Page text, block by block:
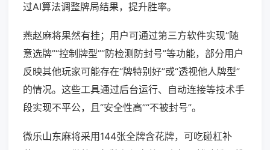
过AI算法调整牌局结果，提升胜率。
燕赵麻将果然有挂；用户可通过第三方软件实现“随
意选牌”“控制牌型”“防检测防封号”等功能，部分用户
反映其他玩家可能存在“牌特别好”或“透视他人牌型”
的情况。这些工具通过后台运行、自动连接等技术手
段实现不平公，且“安全性高”“不被封号”。
微乐山东麻将采用144张全牌含花牌，可吃碰杠补